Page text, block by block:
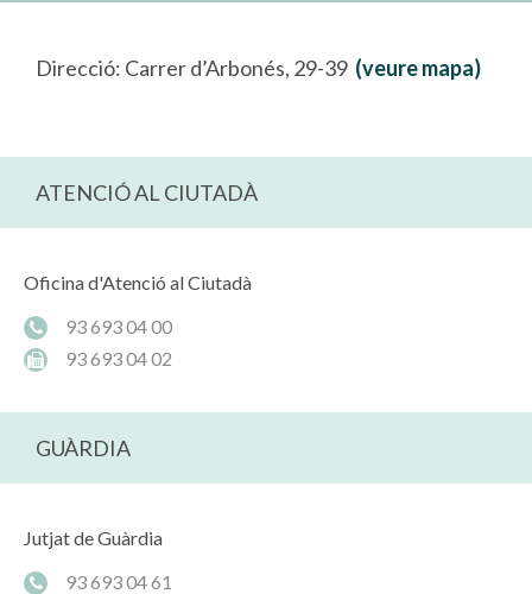
Direcció: Carrer d’Arbonés, 29-39 (veure mapa)
ATENCIÓ AL CIUTADÀ
Oficina d'Atenció al Ciutadà
93 693 04 00
93 693 04 02
GUÀRDIA
Jutjat de Guàrdia
93 693 04 61